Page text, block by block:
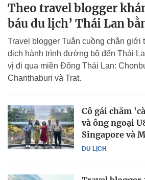
Theo travel blogger
báu du lịch’ Thái Lan
Travel blogger Tuân cuồng chân giới
dịch hành trình đường bộ đến Thái
vị đi qua miền Đông Thái Lan:
Chanthaburi và Trat.
DU LỊCH
Cô gái chăm
và ông ngoại
Singapore và